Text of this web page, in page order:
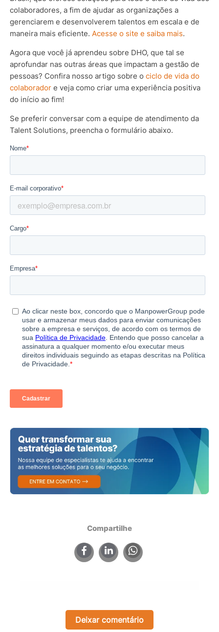
colaboradores, a fim de ajudar as organizações a
gerenciarem e desenvolverem talentos em escala e de
maneira mais eficiente. Acesse o site e saiba mais.
Agora que você já aprendeu sobre DHO, que tal se
aprofundar nas outras áreas que impactam a gestão de
pessoas? Confira nosso artigo sobre o ciclo de vida do
colaborador e veja como criar uma experiência positiva
do início ao fim!
Se preferir conversar com a equipe de atendimento da
Talent Solutions, preencha o formulário abaixo.
Compartilhe
Deixar comentário